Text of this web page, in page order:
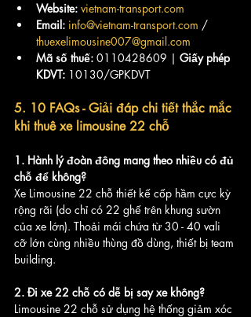
Website: vietnam-transport.com
Email: info@vietnam-transport.com /
thuexelimousine007@gmail.com
Mã số thuế: 0110428609 | Giấy phép
KDVT: 10130/GPKDVT
5. 10 FAQs - Giải đáp chi tiết thắc mắc
khi thuê xe limousine 22 chỗ
1. Hành lý đoàn đông mang theo nhiều có đủ
chỗ để không?
Xe Limousine 22 chỗ thiết kế cốp hầm cực kỳ
rộng rãi (do chỉ có 22 ghế trên khung sườn
của xe lớn). Thoải mái chứa từ 30 - 40 vali
cỡ lớn cùng nhiều thùng đồ dùng, thiết bị team
building.
2. Đi xe 22 chỗ có dễ bị say xe không?
Limousine 22 chỗ sử dụng hệ thống giảm xóc